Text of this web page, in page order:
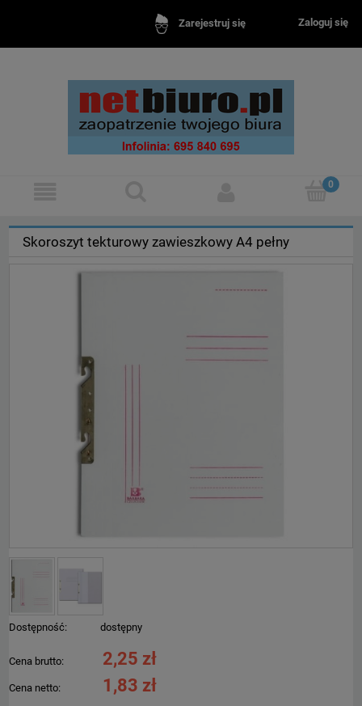
Zarejestruj się Zaloguj się
Skoroszyt tekturowy zawieszkowy A4 pełny
Dostępność: dostępny
Cena brutto: 2,25 zł
Cena netto: 1,83 zł